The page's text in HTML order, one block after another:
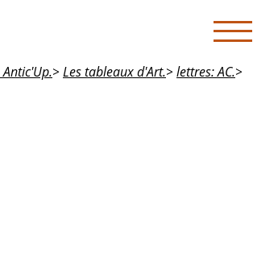
> Les tableaux d'Art.> lettres: AC.>